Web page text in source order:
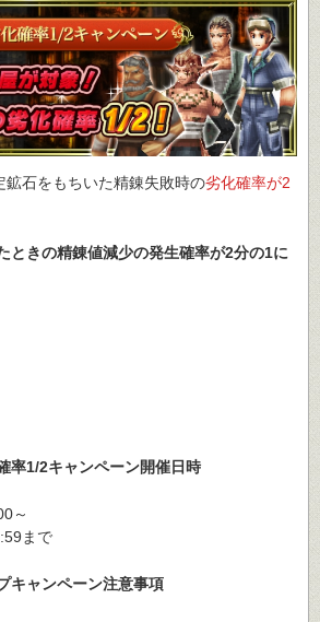
鉱石をもちいた精錬失敗時の劣化確率が2
ときの精錬値減少の発生確率が2分の1に
率1/2キャンペーン開催日時
～
まで
キャンペーン注意事項